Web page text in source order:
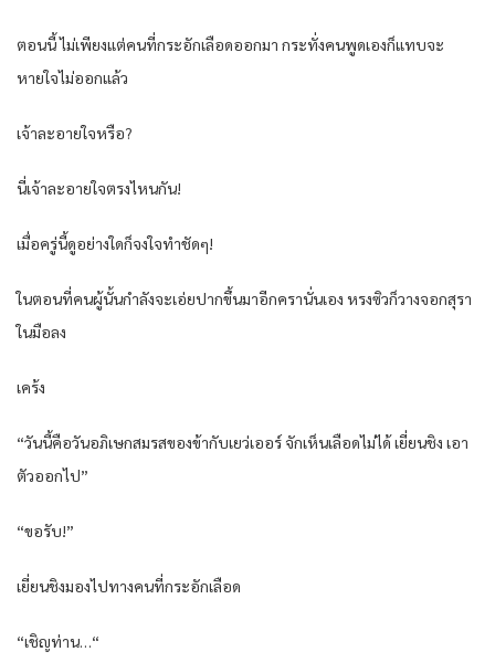
ตอนนี้ ไม่เพียงแต่คนที่กระอักเลือดออกมา กระทั่งคนพูดเองก็แทบจะ
หายใจไม่ออกแล้ว
เจ้าละอายใจหรือ?
นี่เจ้าละอายใจตรงไหนกัน!
เมื่อครู่นี้ดูอย่างใดก็จงใจทำชัดๆ!
ในตอนที่คนผู้นั้นกำลังจะเอ่ยปากขึ้นมาอีกครานั่นเอง หรงซิวก็วางจอกสุรา
ในมือลง
เคร้ง
“วันนี้คือวันอภิเษกสมรสของข้ากับเยว่เออร์ จักเห็นเลือดไม่ได้ เยี่ยนชิง เอา
ตัวออกไป”
“ขอรับ!”
เยี่ยนชิงมองไปทางคนที่กระอักเลือด
“เชิญท่าน…“